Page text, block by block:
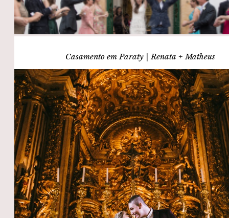
Casamento em Paraty | Renata + Matheus